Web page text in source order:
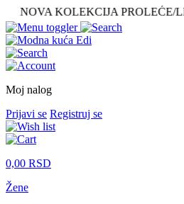
KOLEKCIJA PROLEĆE/LETO
Moj nalog
Prijavi se Registruj se
0,00 RSD
Žene